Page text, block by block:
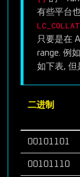
有些平台
只要是在
range. 例如
如下表, 但
二进制
00101101
00101110